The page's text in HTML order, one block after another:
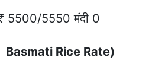
5500/5550 मंदी 0
Basmati Rice Rate)